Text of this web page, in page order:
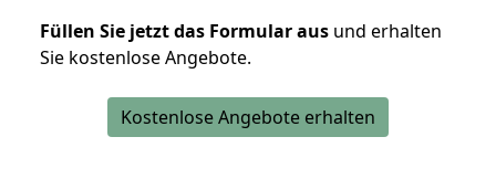
Füllen Sie jetzt das Formular aus und erhalten
Sie kostenlose Angebote.
Kostenlose Angebote erhalten